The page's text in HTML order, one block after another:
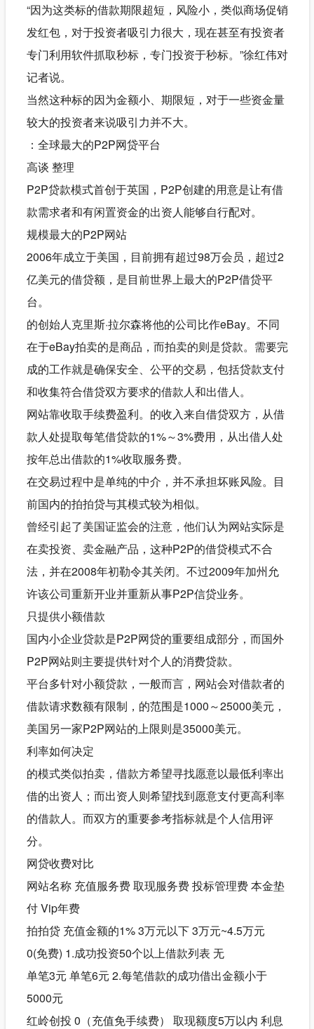
“因为这类标的借款期限超短，风险小，类似商场促销
发红包，对于投资者吸引力很大，现在甚至有投资者
专门利用软件抓取秒标，专门投资于秒标。”徐红伟对
记者说。
当然这种标的因为金额小、期限短，对于一些资金量
较大的投资者来说吸引力并不大。
：全球最大的P2P网贷平台
高谈 整理
P2P贷款模式首创于英国，P2P创建的用意是让有借
款需求者和有闲置资金的出资人能够自行配对。
规模最大的P2P网站
2006年成立于美国，目前拥有超过98万会员，超过2
亿美元的借贷额，是目前世界上最大的P2P借贷平
台。
的创始人克里斯·拉尔森将他的公司比作eBay。不同
在于eBay拍卖的是商品，而拍卖的则是贷款。需要完
成的工作就是确保安全、公平的交易，包括贷款支付
和收集符合借贷双方要求的借款人和出借人。
网站靠收取手续费盈利。的收入来自借贷双方，从借
款人处提取每笔借贷款的1%～3%费用，从出借人处
按年总出借款的1%收取服务费。
在交易过程中是单纯的中介，并不承担坏账风险。目
前国内的拍拍贷与其模式较为相似。
曾经引起了美国证监会的注意，他们认为网站实际是
在卖投资、卖金融产品，这种P2P的借贷模式不合
法，并在2008年初勒令其关闭。不过2009年加州允
许该公司重新开业并重新从事P2P信贷业务。
只提供小额借款
国内小企业贷款是P2P网贷的重要组成部分，而国外
P2P网站则主要提供针对个人的消费贷款。
平台多针对小额贷款，一般而言，网站会对借款者的
借款请求数额有限制，的范围是1000～25000美元，
美国另一家P2P网站的上限则是35000美元。
利率如何决定
的模式类似拍卖，借款方希望寻找愿意以最低利率出
借的出资人；而出资人则希望找到愿意支付更高利率
的借款人。而双方的重要参考指标就是个人信用评
分。
网贷收费对比
网站名称 充值服务费 取现服务费 投标管理费 本金垫
付 Vip年费
拍拍贷 充值金额的1% 3万元以下 3万元~4.5万元
0(免费) 1.成功投资50个以上借款列表 无
单笔3元 单笔6元 2.每笔借款的成功借出金额小于
5000元
红岭创投 0（充值免手续费） 取现额度5万以内 利息